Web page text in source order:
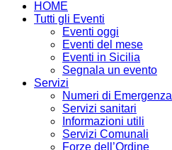
HOME
Tutti gli Eventi
Eventi oggi
Eventi del mese
Eventi in Sicilia
Segnala un evento
Servizi
Numeri di Emergenza
Servizi sanitari
Informazioni utili
Servizi Comunali
Forze dell’Ordine